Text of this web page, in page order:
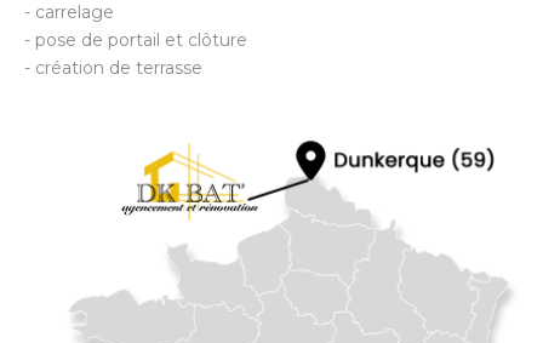
- carrelage
- pose de portail et clôture
- création de terrasse